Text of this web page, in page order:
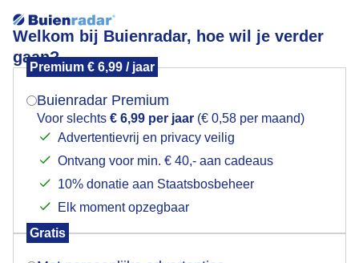
Welkom bij Buienradar, hoe wil je verder
gaan?
Premium € 6,99 / jaar
Buienradar Premium
Voor slechts € 6,99 per jaar (€ 0,58 per maand)
Advertentievrij en privacy veilig
Ontvang voor min. € 40,- aan cadeaus
10% donatie aan Staatsbosbeheer
Elk moment opzegbaar
Gratis
Wolken
Wolken
Door: Cynthia Van Leusden Gemaakt: 14-05-2026, 10x bekeken
Zon Regen
Mogen we je locatie gebruiken voor het
Indien je hier nog geen akkoord op hebt gegeven,
verschijnt er zo een pop-up uit je browser waarin
Is goed, toon de popup